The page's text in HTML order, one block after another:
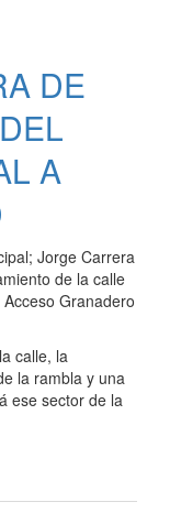
DE
A
Jorge Carrera
de la calle
Granadero
calle, la
la rambla y una
ese sector de la